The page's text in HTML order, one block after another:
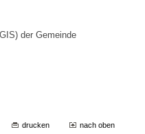
der Gemeinde
drucken nach oben